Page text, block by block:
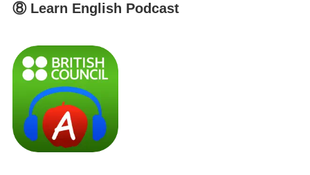
⑧ Learn English Podcast